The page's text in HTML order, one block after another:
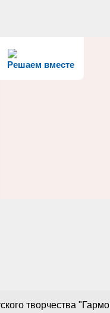
Решаем вместе
творчества